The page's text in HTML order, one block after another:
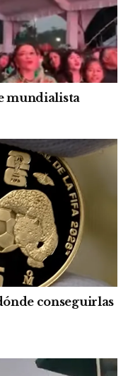
mundialista
conseguirlas